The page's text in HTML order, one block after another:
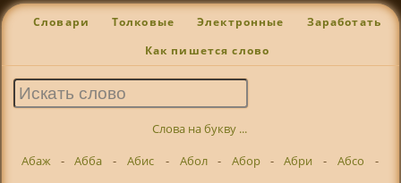
Словари Толковые Электронные Заработать
Как пишется слово
Слова на букву ...
Абаж
- Абба - Абис - Абол - Абор - Абри - Абсо
-